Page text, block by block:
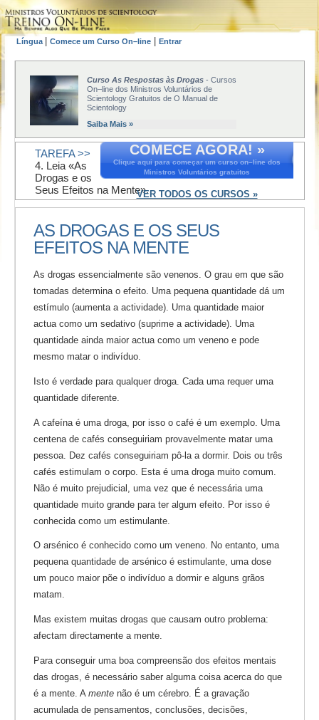
Língua Comece um Curso On–line Entrar
Curso As Respostas às Drogas - Cursos
On–line dos Ministros Voluntários de
Scientology Gratuitos de O Manual de
Scientology
Saiba Mais »
COMECE AGORA! »
Clique aqui para começar um curso on–line dos
Ministros Voluntários gratuitos
VER TODOS OS CURSOS »
TAREFA >>
4. Leia «As
Drogas e os
Seus Efeitos na Mente».
AS DROGAS E OS SEUS
EFEITOS NA MENTE
As drogas essencialmente são venenos. O grau em que são
tomadas determina o efeito. Uma pequena quantidade dá um
estímulo (aumenta a actividade). Uma quantidade maior
actua como um sedativo (suprime a actividade). Uma
quantidade ainda maior actua como um veneno e pode
mesmo matar o indivíduo.
Isto é verdade para qualquer droga. Cada uma requer uma
quantidade diferente.
A cafeína é uma droga, por isso o café é um exemplo. Uma
centena de cafés conseguiriam provavelmente matar uma
pessoa. Dez cafés conseguiriam pô-la a dormir. Dois ou três
cafés estimulam o corpo. Esta é uma droga muito comum.
Não é muito prejudicial, uma vez que é necessária uma
quantidade muito grande para ter algum efeito. Por isso é
conhecida como um estimulante.
O arsénico é conhecido como um veneno. No entanto, uma
pequena quantidade de arsénico é estimulante, uma dose
um pouco maior põe o indivíduo a dormir e alguns grãos
matam.
Mas existem muitas drogas que causam outro problema:
afectam directamente a mente.
Para conseguir uma boa compreensão dos efeitos mentais
das drogas, é necessário saber alguma coisa acerca do que
é a mente. A mente não é um cérebro. É a gravação
acumulada de pensamentos, conclusões, decisões,